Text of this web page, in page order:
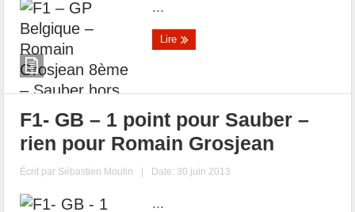
...
Lire
F1- GB – 1 point pour Sauber –
rien pour Romain Grosjean
Écrit par Sébastien Moulin | Date: 30 juin 2013
...